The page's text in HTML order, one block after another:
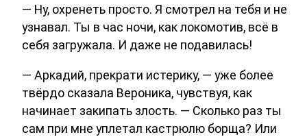
— Ну, охренеть просто. Я смотрел на тебя и не
узнавал. Ты в час ночи, как локомотив, всё в
себя загружала. И даже не подавилась!
— Аркадий, прекрати истерику, — уже более
твёрдо сказала Вероника, чувствуя, как
начинает закипать злость. — Сколько раз ты
сам при мне уплетал кастрюлю борща? Или